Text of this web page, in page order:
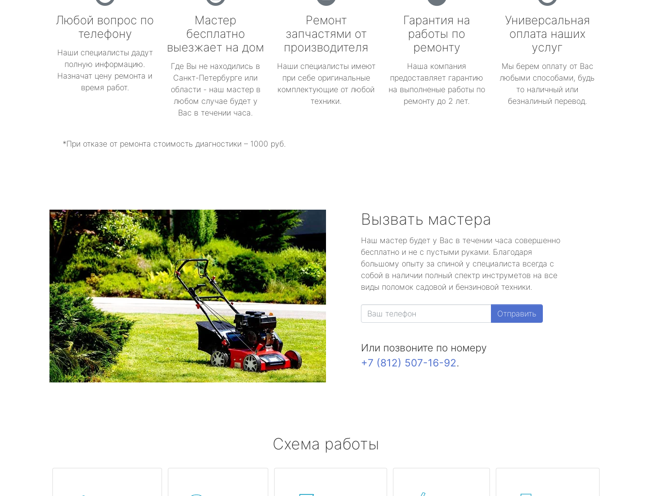
Любой вопрос по
телефону
Наши специалисты дадут
полную информацию.
Назначат цену ремонта и
время работ.
Мастер
бесплатно
выезжает на дом
Где Вы не находились в
Санкт-Петербурге или
области - наш мастер в
любом случае будет у
Вас в течении часа.
Ремонт
запчастями от
производителя
Наши специалисты имеют
при себе оригинальные
комплектующие от любой
техники.
Гарантия на
работы по
ремонту
Наша компания
предоставляет гарантию
на выполненые работы по
ремонту до 2 лет.
Универсальная
оплата наших
услуг
Мы берем оплату от Вас
любыми способами, будь
то наличный или
безналиный перевод.
*При отказе от ремонта стоимость диагностики – 1000 руб.
Вызвать мастера
Наш мастер будет у Вас в течении часа совершенно
бесплатно и не с пустыми руками. Благодаря
большому опыту за спиной у специалиста всегда с
собой в наличии полный спектр инструметов на все
виды поломок садовой и бензиновой техники.
Отправить
Или позвоните по номеру
+7 (812) 507-16-92.
Схема работы